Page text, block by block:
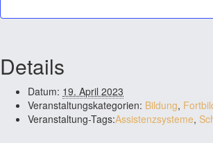
Details
Datum: 19. April 2023
Veranstaltungskategorien: Bildung,
Veranstaltung-Tags:Assistenzsysteme,